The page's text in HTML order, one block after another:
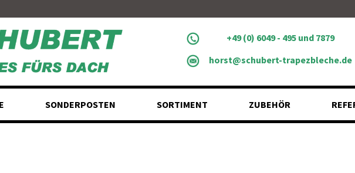
+49 (0) 6049 - 495 und 7879
horst@schubert-trapezbleche.de
SONDERPOSTEN SORTIMENT ZUBEHÖR